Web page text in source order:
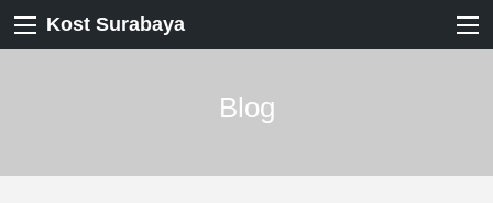
Kost Surabaya
Blog